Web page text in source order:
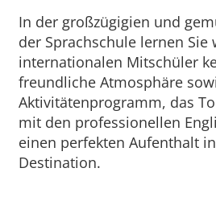
In der großzügigien und
der Sprachschule lernen
internationalen Mitschüler
freundliche Atmosphäre
Aktivitätenprogramm, das
mit den professionellen
einen perfekten Aufenthalt
Destination.